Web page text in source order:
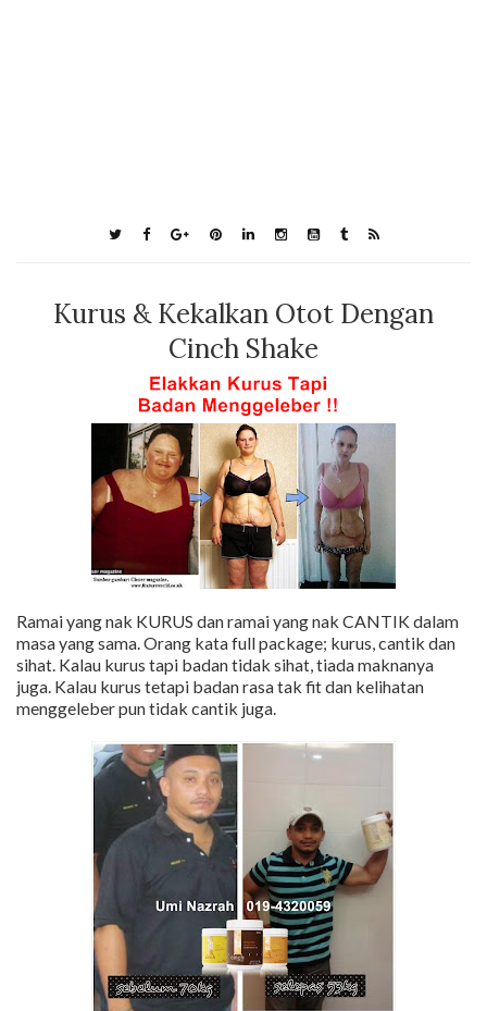
Kurus & Kekalkan Otot Dengan
Cinch Shake
Ramai yang nak KURUS dan ramai yang nak CANTIK dalam
masa yang sama. Orang kata full package; kurus, cantik dan
sihat. Kalau kurus tapi badan tidak sihat, tiada maknanya
juga. Kalau kurus tetapi badan rasa tak fit dan kelihatan
menggeleber pun tidak cantik juga.